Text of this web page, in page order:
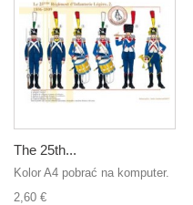
The 25th...
Kolor A4 pobrać na komputer.
2,60 €